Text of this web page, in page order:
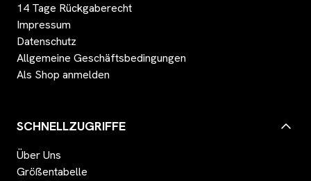
14 Tage Rückgaberecht
Impressum
Datenschutz
Allgemeine Geschäftsbedingungen
Als Shop anmelden
SCHNELLZUGRIFFE
Über Uns
Größentabelle